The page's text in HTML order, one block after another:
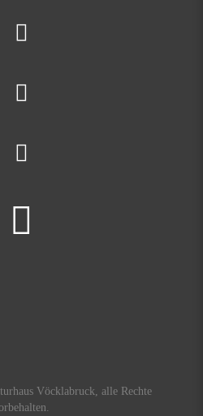
Vöcklabruck, alle Rechte